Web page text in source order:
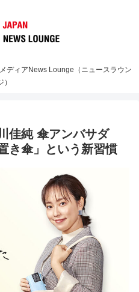
ディアNews Lounge（ニュースラウン
）
佳純 傘アンバサダ
き傘」という新習慣